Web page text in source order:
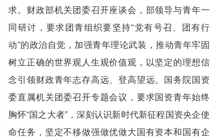
求。财政部机关团委召开座谈会，部领导与青年一
同研讨，要求团青组织要坚持“党有号召、团有行
动”的政治自觉，加强青年理论武装，推动青年牢固
树立正确的世界观人生观价值观，以坚定的理想信
念引领财政青年志存高远、登高望远。国务院国资
委直属机关团委召开专题会议，要求国资青年始终
胸怀“国之大者”，深刻认识新时代新征程国资央企使
命任务，坚定不移做强做优做大国有资本和国有企